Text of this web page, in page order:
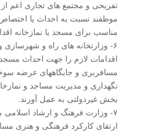
تفریحی و مجتمع های تجاری اعم از
موظفند نسبت به احداث یا
مناسب برای مسجد یا نمازخانه
۶- وزارتخانه های راه و
اقدامات لازم را جهت احداث مسجد
مسافربری و جایگاههای عرضه
نگهداری و مدیریت مساجد و
بخش غیردولتی به عمل آورند.
۷- وزارت فرهنگ و ارشاد
ارتقای کارکرد فرهنگی و هنری